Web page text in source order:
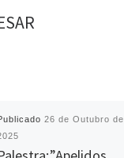
26 de Outubro de